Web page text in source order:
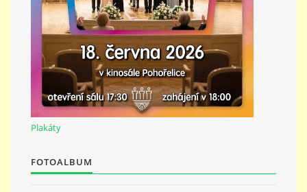
ZUŠ Pohořelice
Školní 462
Pohořelice
691 23
Plakáty
FOTOALBUM